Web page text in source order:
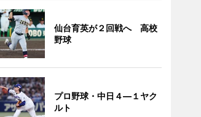
仙台育英が２回戦へ 高校
野球
プロ野球・中日４―１ヤク
ルト